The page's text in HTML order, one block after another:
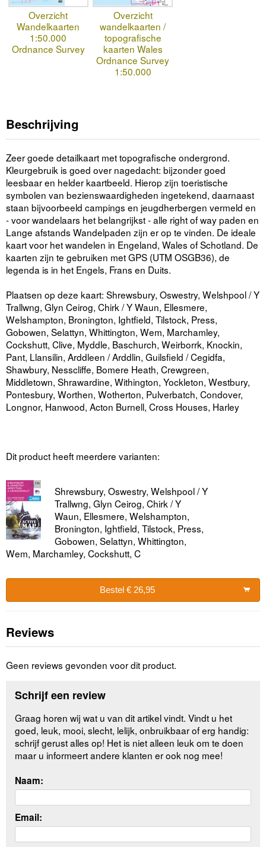
Overzicht
Wandelkaarten
1:50.000
Ordnance Survey
Overzicht
wandelkaarten /
topografische
kaarten Wales
Ordnance Survey
1:50.000
Beschrijving
Zeer goede detailkaart met topografische ondergrond.
Kleurgebruik is goed over nagedacht: bijzonder goed
leesbaar en helder kaartbeeld. Hierop zijn toeristische
symbolen van bezienswaardigheden ingetekend, daarnaast
staan bijvoorbeeld campings en jeugdherbergen vermeld en
- voor wandelaars het belangrijkst - alle right of way paden en
Lange afstands Wandelpaden zijn er op te vinden. De ideale
kaart voor het wandelen in Engeland, Wales of Schotland. De
kaarten zijn te gebruiken met GPS (UTM OSGB36), de
legenda is in het Engels, Frans en Duits.
Plaatsen op deze kaart: Shrewsbury, Oswestry, Welshpool / Y
Trallwng, Glyn Ceirog, Chirk / Y Waun, Ellesmere,
Welshampton, Bronington, Ightfield, Tilstock, Press,
Gobowen, Selattyn, Whittington, Wem, Marchamley,
Cockshutt, Clive, Myddle, Baschurch, Weirborrk, Knockin,
Pant, Llansilin, Arddleen / Arddlin, Guilsfield / Cegidfa,
Shawbury, Nesscliffe, Bomere Heath, Crewgreen,
Middletown, Shrawardine, Withington, Yockleton, Westbury,
Pontesbury, Worthen, Wotherton, Pulverbatch, Condover,
Longnor, Hanwood, Acton Burnell, Cross Houses, Harley
Dit product heeft meerdere varianten:
Shrewsbury, Oswestry, Welshpool / Y
Trallwng, Glyn Ceirog, Chirk / Y
Waun, Ellesmere, Welshampton,
Bronington, Ightfield, Tilstock, Press,
Gobowen, Selattyn, Whittington,
Wem, Marchamley, Cockshutt, C
Bestel € 26,95
Reviews
Geen reviews gevonden voor dit product.
Schrijf een review
Graag horen wij wat u van dit artikel vindt. Vindt u het
goed, leuk, mooi, slecht, lelijk, onbruikbaar of erg handig:
schrijf gerust alles op! Het is niet alleen leuk om te doen
maar u informeert andere klanten er ook nog mee!
Naam:
Email: